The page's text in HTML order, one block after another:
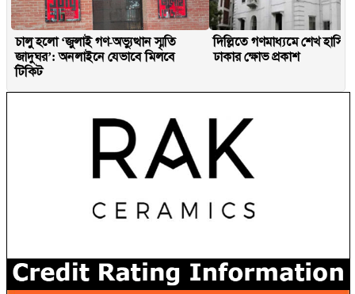
চালু হলো ‘জুলাই গণ-অভ্যুত্থান স্মৃতি
জাদুঘর’: অনলাইনে যেভাবে মিলবে
টিকিট
দিল্লিতে গণমাধ্যমে শেখ
ঢাকার ক্ষোভ প্রকাশ